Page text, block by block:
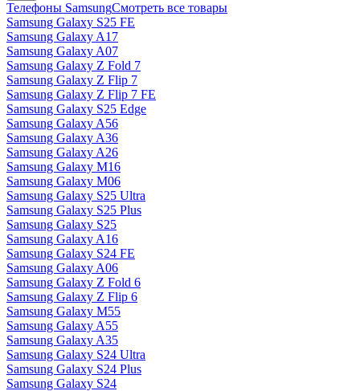
Телефоны SamsungСмотреть все товары
Samsung Galaxy S25 FE
Samsung Galaxy A17
Samsung Galaxy A07
Samsung Galaxy Z Fold 7
Samsung Galaxy Z Flip 7
Samsung Galaxy Z Flip 7 FE
Samsung Galaxy S25 Edge
Samsung Galaxy A56
Samsung Galaxy A36
Samsung Galaxy A26
Samsung Galaxy M16
Samsung Galaxy M06
Samsung Galaxy S25 Ultra
Samsung Galaxy S25 Plus
Samsung Galaxy S25
Samsung Galaxy A16
Samsung Galaxy S24 FE
Samsung Galaxy A06
Samsung Galaxy Z Fold 6
Samsung Galaxy Z Flip 6
Samsung Galaxy M55
Samsung Galaxy A55
Samsung Galaxy A35
Samsung Galaxy S24 Ultra
Samsung Galaxy S24 Plus
Samsung Galaxy S24